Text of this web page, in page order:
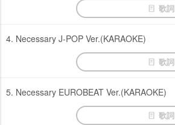
歌詞
4. Necessary J-POP Ver.(KARAOKE)
歌詞
5. Necessary EUROBEAT Ver.(KARAOKE)
歌詞